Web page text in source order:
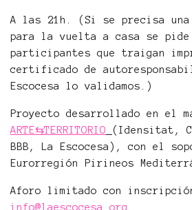
A las 21h. (Si se precisa
para la vuelta a casa se
participantes que traigan
certificado de
Escocesa lo validamos.)
Proyecto desarrollado en el
ARTE⇆TERRITORIO
(Idensitat,
BBB, La Escocesa), con el
Eurorregión Pirineos
Aforo limitado con
info@laescocesa.org